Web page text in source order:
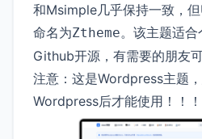
和Msimple几乎保持一致，
命名为Ztheme。该主题适
Github开源，有需要的朋友可
注意：这是Wordpress主题
Wordpress后才能使用！！！